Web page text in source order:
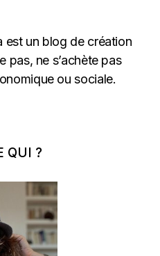
est un blog de création
pas, ne s’achète pas
ou sociale.
QUI ?